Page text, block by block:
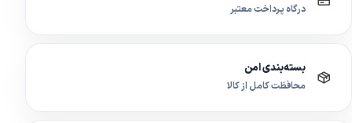
درگاه پرداخت معتبر
بسته‌بندی امن
محافظت کامل از کالا